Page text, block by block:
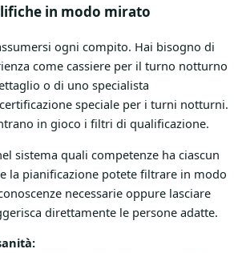
in modo mirato
ogni compito. Hai bisogno di
come cassiere per il turno notturno
o di uno specialista
speciale per i turni notturni.
in gioco i filtri di qualificazione.
sistema quali competenze ha ciascun
la pianificazione potete filtrare in modo
necessarie oppure lasciare
direttamente le persone adatte.